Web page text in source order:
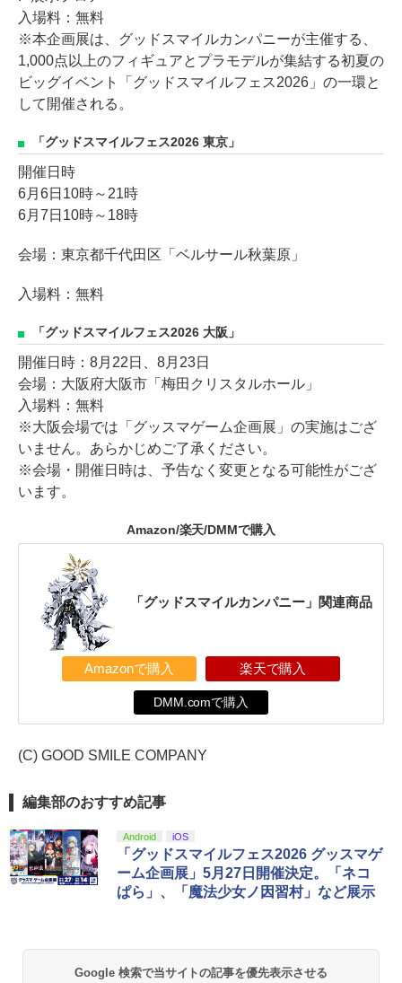
入場料：無料
※本企画展は、グッドスマイルカンパニーが主催する、
1,000点以上のフィギュアとプラモデルが集結する初夏の
ビッグイベント「グッドスマイルフェス2026」の一環と
して開催される。
「グッドスマイルフェス2026 東京」
開催日時
6月6日10時～21時
6月7日10時～18時
会場：東京都千代田区「ベルサール秋葉原」
入場料：無料
「グッドスマイルフェス2026 大阪」
開催日時：8月22日、8月23日
会場：大阪府大阪市「梅田クリスタルホール」
入場料：無料
※大阪会場では「グッスマゲーム企画展」の実施はござ
いません。あらかじめご了承ください。
※会場・開催日時は、予告なく変更となる可能性がござ
います。
Amazon/楽天/DMMで購入
「グッドスマイルカンパニー」関連商品
Amazonで購入 楽天で購入
DMM.comで購入
(C) GOOD SMILE COMPANY
編集部のおすすめ記事
Android iOS
「グッドスマイルフェス2026 グッスマゲ
ーム企画展」5月27日開催決定。「ネコ
ぱら」、「魔法少女ノ因習村」など展示
Google 検索で当サイトの記事を優先表示させる